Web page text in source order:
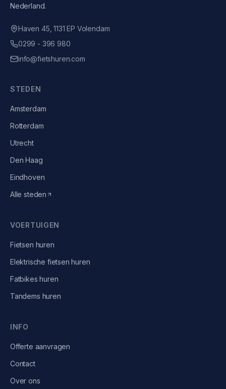
Nederland.
Haven 45, 1131 EP Volendam
0299 - 396 980
info@fietshuren.com
STEDEN
Amsterdam
Rotterdam
Utrecht
Den Haag
Eindhoven
Alle steden
VOERTUIGEN
Fietsen huren
Elektrische fietsen huren
Fatbikes huren
Tandems huren
INFO
Offerte aanvragen
Contact
Over ons